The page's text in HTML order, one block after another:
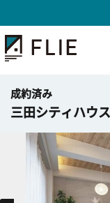
成約済み
三田シティハウス